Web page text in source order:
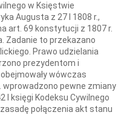
w Księstwie
Augusta z 27 I 1808 r.,
art. 69 konstytucji z 1807 r.
Zadanie to przekazano
Prawo udzielania
prezydentom i
wówczas
wprowadzono pewne zmiany
I księgi Kodeksu Cywilnego
połączenia akt stanu